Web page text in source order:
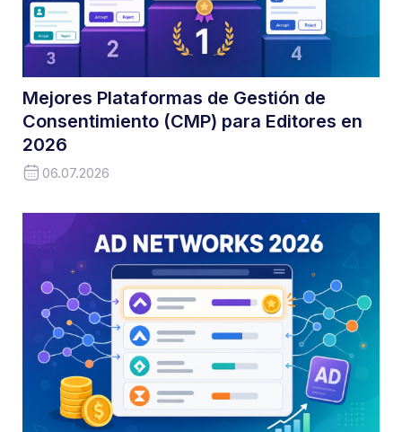
Mejores Plataformas de Gestión de
Consentimiento (CMP) para Editores en
2026
06.07.2026